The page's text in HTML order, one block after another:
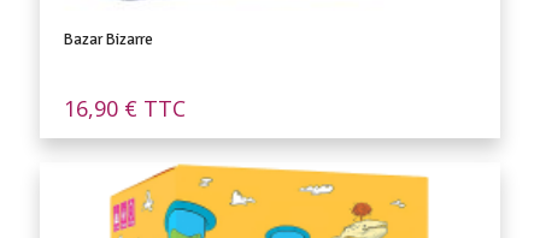
Bazar Bizarre
16,90 € TTC